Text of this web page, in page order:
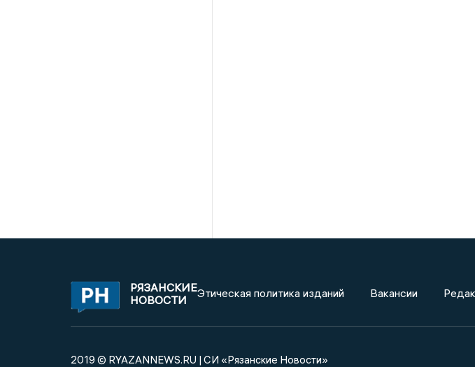
РЯЗАНСКИЕ
НОВОСТИ
Этическая политика изданий Вакансии
2019 © RYAZANNEWS.RU | СИ «Рязанские Новости»